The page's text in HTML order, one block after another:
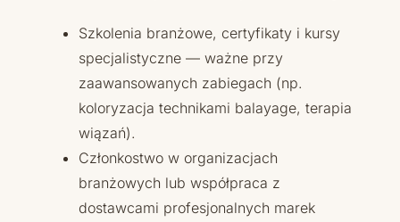
Szkolenia branżowe, certyfikaty i kursy
specjalistyczne — ważne przy
zaawansowanych zabiegach (np.
koloryzacja technikami balayage, terapia
wiązań).
Członkostwo w organizacjach
branżowych lub współpraca z
dostawcami profesjonalnych marek